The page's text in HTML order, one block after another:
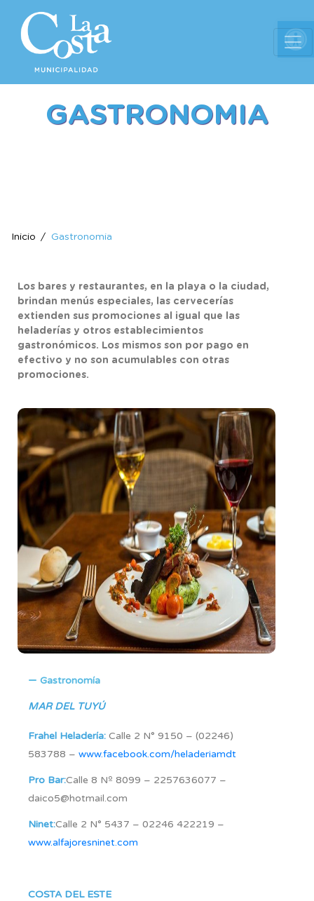
GASTRONOMIA
Inicio Gastronomia
Los bares y restaurantes, en la playa o la ciudad,
brindan menús especiales, las cervecerías
extienden sus promociones al igual que las
heladerías y otros establecimientos
gastronómicos. Los mismos son por pago en
efectivo y no son acumulables con otras
promociones.
Gastronomía
MAR DEL TUYÚ
Frahel Heladería: Calle 2 N° 9150 – (02246)
583788 – www.facebook.com/heladeriamdt
Pro Bar:Calle 8 Nº 8099 – 2257636077 –
daico5@hotmail.com
Ninet:Calle 2 N° 5437 – 02246 422219 –
www.alfajoresninet.com
COSTA DEL ESTE